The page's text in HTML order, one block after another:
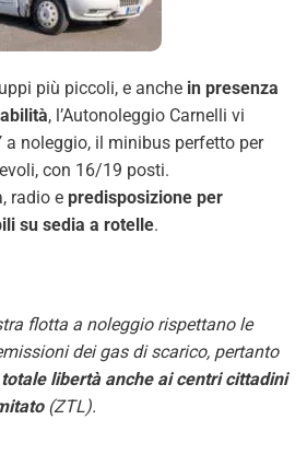
più piccoli, e anche in presenza
, l’Autonoleggio Carnelli vi
a noleggio, il minibus perfetto per
con 16/19 posti.
radio e predisposizione per
su sedia a rotelle.
flotta a noleggio rispettano le
dei gas di scarico, pertanto
libertà anche ai centri cittadini
(ZTL).